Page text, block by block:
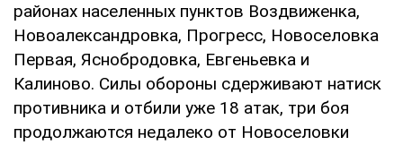
районах населенных пунктов Воздвиженка,
Новоалександровка, Прогресс, Новоселовка
Первая, Яснобродовка, Евгеньевка и
Калиново. Силы обороны сдерживают натиск
противника и отбили уже 18 атак, три боя
продолжаются недалеко от Новоселовки